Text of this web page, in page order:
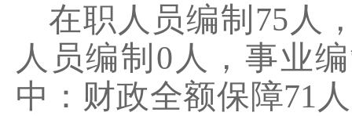
在职人员编制 75 人
人员编制 0 人，事业
中：财政全额保障71